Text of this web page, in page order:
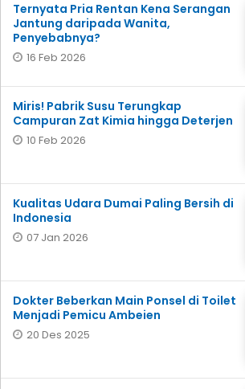
Ternyata Pria Rentan Kena Serangan
Jantung daripada Wanita,
Penyebabnya?
16 Feb 2026
Miris! Pabrik Susu Terungkap
Campuran Zat Kimia hingga Deterjen
10 Feb 2026
Kualitas Udara Dumai Paling Bersih di
Indonesia
07 Jan 2026
Dokter Beberkan Main Ponsel di Toilet
Menjadi Pemicu Ambeien
20 Des 2025